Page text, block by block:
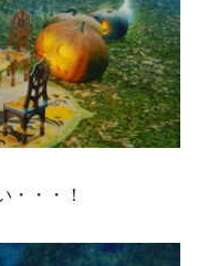
・・・！